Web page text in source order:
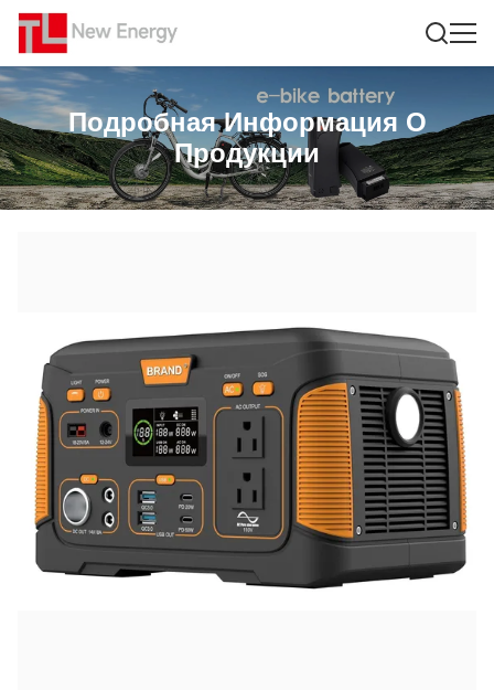
Подробная Информация О
Продукции